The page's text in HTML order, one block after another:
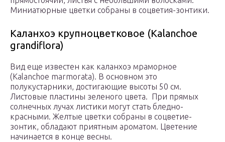
Миниатюрные цветки собраны в соцветия-зонтики.
Каланхоэ крупноцветковое (Kalanchoe
grandiflora)
Вид еще известен как каланхоэ мраморное
(Kalanchoe marmorata). В основном это
полукустарники, достигающие высоты 50 см.
Листовые пластины зеленого цвета. При прямых
солнечных лучах листики могут стать бледно-
красными. Желтые цветки собраны в соцветие-
зонтик, обладают приятным ароматом. Цветение
начинается в конце весны.